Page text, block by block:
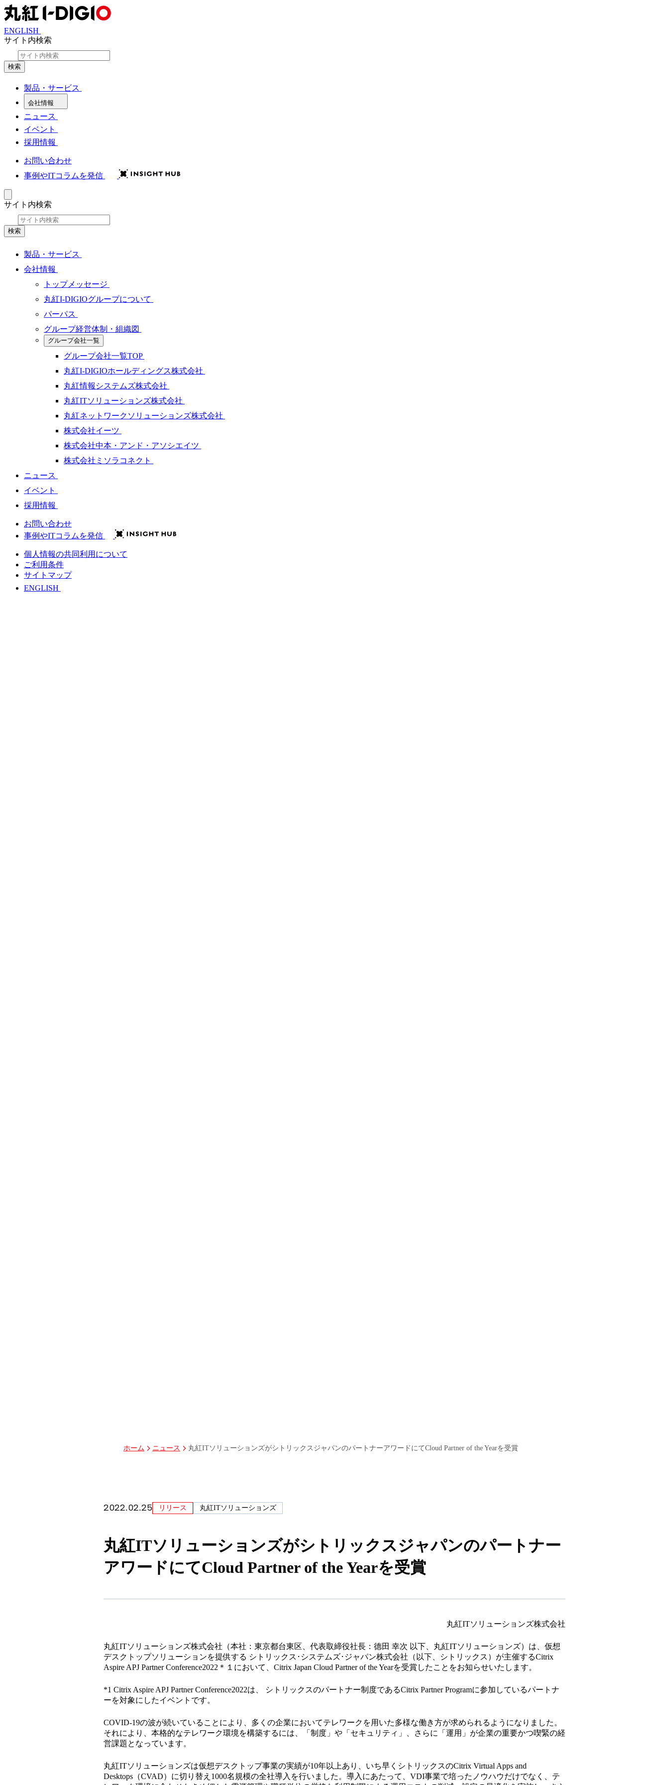
ENGLISH
サイト内検索
検索
製品・サービス
会社情報
ニュース
イベント
採用情報
お問い合わせ
事例やITコラムを発信
サイト内検索
検索
製品・サービス
会社情報
トップメッセージ
丸紅I-DIGIOグループについて
パーパス
グループ経営体制・組織図
グループ会社一覧
グループ会社一覧TOP
丸紅I-DIGIOホールディングス株式会社
丸紅情報システムズ株式会社
丸紅ITソリューションズ株式会社
丸紅ネットワークソリューションズ株式会社
株式会社イーツ
株式会社中本・アンド・アソシエイツ
株式会社ミソラコネクト
ニュース
イベント
採用情報
お問い合わせ
事例やITコラムを発信
個人情報の共同利用について
ご利用条件
サイトマップ
ENGLISH
ホーム ニュース 丸紅ITソリューションズがシトリックスジャパンのパートナーアワードにてCloud Partner of the Yearを受賞
2022.02.25 リリース 丸紅ITソリューションズ
丸紅ITソリューションズがシトリックスジャパンのパートナー
アワードにてCloud Partner of the Yearを受賞
丸紅ITソリューションズ株式会社
丸紅ITソリューションズ株式会社（本社：東京都台東区、代表取締役社長：德田 幸次 以下、丸紅ITソリューションズ）は、仮想
デスクトップソリューションを提供する シトリックス･システムズ･ジャパン株式会社（以下、シトリックス）が主催するCitrix
Aspire APJ Partner Conference2022＊１において、Citrix Japan Cloud Partner of the Yearを受賞したことをお知らせいたします。
*1 Citrix Aspire APJ Partner Conference2022は、 シトリックスのパートナー制度であるCitrix Partner Programに参加しているパートナ
ーを対象にしたイベントです。
COVID-19の波が続いていることにより、多くの企業においてテレワークを用いた多様な働き方が求められるようになりました。
それにより、本格的なテレワーク環境を構築するには、「制度」や「セキュリティ」、さらに「運用」が企業の重要かつ喫緊の経
営課題となっています。
丸紅ITソリューションズは仮想デスクトップ事業の実績が10年以上あり、いち早くシトリックスのCitrix Virtual Apps and
Desktops（CVAD）に切り替え1000名規模の全社導入を行いました。導入にあたって、VDI事業で培ったノウハウだけでなく、テ